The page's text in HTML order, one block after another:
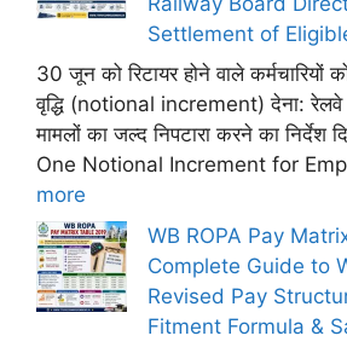
Settlement of
30 जून को रिटायर होने वाले कर्मचारियों
वृद्धि (notional increment) देना: रेलवे
मामलों का जल्द निपटारा करने का निर्देश
One Notional Increment for
more
WB ROPA Pay
Complete Guide to
Revised Pay
Fitment Formula &